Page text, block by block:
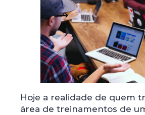
Hoje a realidade de quem
área de treinamentos de